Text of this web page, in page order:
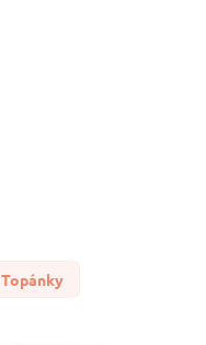
Topánky